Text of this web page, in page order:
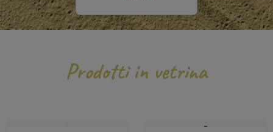
Prodotti in vetrina